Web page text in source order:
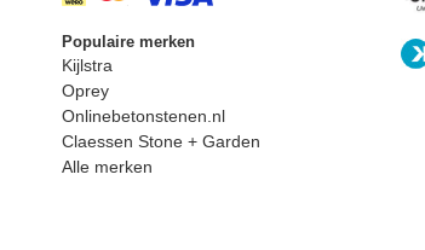
Populaire merken
Kijlstra
Oprey
Onlinebetonstenen.nl
Claessen Stone + Garden
Alle merken